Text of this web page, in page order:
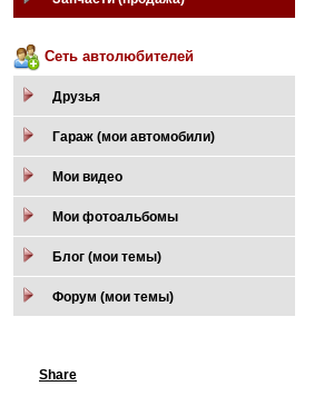
Сеть автолюбителей
Друзья
Гараж (мои автомобили)
Мои видео
Мои фотоальбомы
Блог (мои темы)
Форум (мои темы)
Share